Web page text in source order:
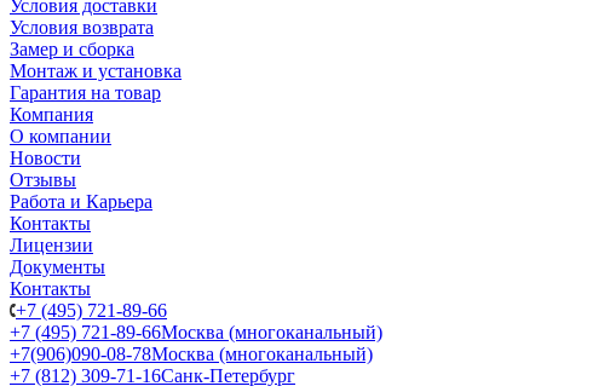
Условия доставки
Условия возврата
Замер и сборка
Монтаж и установка
Гарантия на товар
Компания
О компании
Новости
Отзывы
Работа и Карьера
Контакты
Лицензии
Документы
Контакты
+7 (495) 721-89-66
+7 (495) 721-89-66Москва (многоканальный)
+7(906)090-08-78Москва (многоканальный)
+7 (812) 309-71-16Санк-Петербург